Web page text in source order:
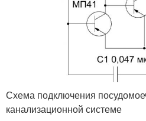
Схема подключения
канализационной системе